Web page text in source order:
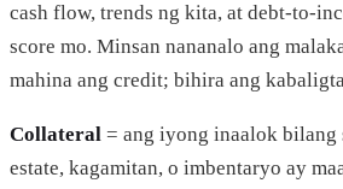
cash flow, trends ng kita, at debt-to-
score mo. Minsan nananalo ang
mahina ang credit; bihira ang
Collateral = ang iyong inaalok bilang
estate, kagamitan, o imbentaryo ay